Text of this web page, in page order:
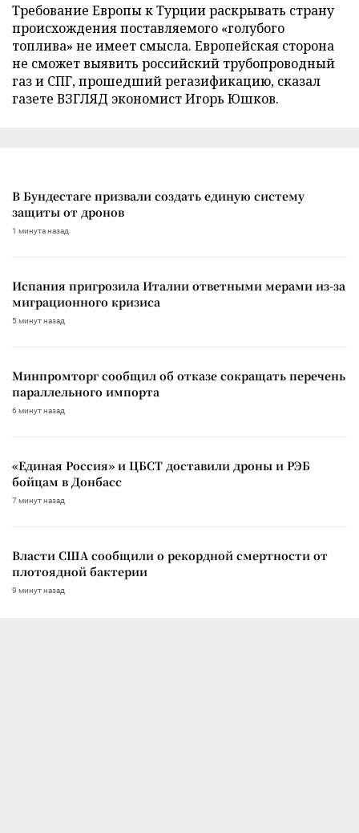
Требование Европы к Турции раскрывать страну
происхождения поставляемого «голубого
топлива» не имеет смысла. Европейская сторона
не сможет выявить российский трубопроводный
газ и СПГ, прошедший регазификацию, сказал
газете ВЗГЛЯД экономист Игорь Юшков.
В Бундестаге призвали создать единую систему
защиты от дронов
1 минута назад
Испания пригрозила Италии ответными мерами из-за
миграционного кризиса
5 минут назад
Минпромторг сообщил об отказе сокращать перечень
параллельного импорта
6 минут назад
«Единая Россия» и ЦБСТ доставили дроны и РЭБ
бойцам в Донбасс
7 минут назад
Власти США сообщили о рекордной смертности от
плотоядной бактерии
9 минут назад